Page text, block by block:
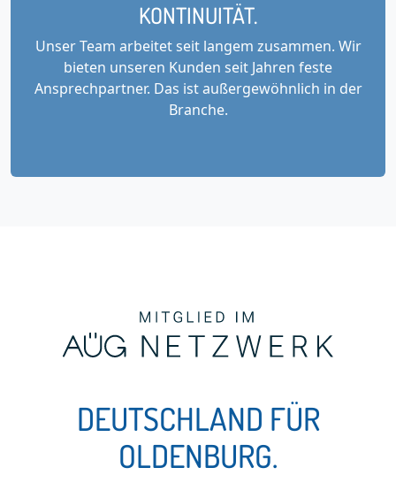
KONTINUITÄT.
Unser Team arbeitet seit langem zusammen. Wir
bieten unseren Kunden seit Jahren feste
Ansprechpartner. Das ist außergewöhnlich in der
Branche.
DEUTSCHLAND FÜR
OLDENBURG.